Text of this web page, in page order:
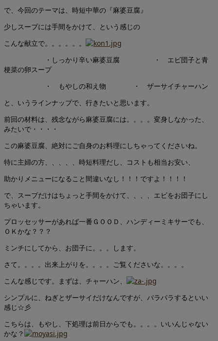
で、今回のテーマは、時短中華の『麻婆豆腐』
少しスープには手間をかけて、という感じの
こんな献立で。。。。。。
・しっかり辛い麻婆豆腐 ・ エビ団子と青
梗菜の卵スープ
・ もやしの和え物 ・ ザーサイチャーハン
と、いうラインナップで、行きたいと思います。
前回の材料は、残念ながら麻婆豆腐には。。。。変身しなかった、
みたいで・・・・
この麻婆豆腐、絶対にご自身のお料理にしちゃってくださいね。
特に主婦の方、、、、、時短料理だし、コストも相当お安い、
助かりメニューになること間違いなし！！！ですよ！！！！
で、スープだけはちょっと手間をかけて、、、、エビをお団子にし
ちゃいます。
プロッセッサーがあれば一番ＧＯＯＤ、ハンディーミキサーでも、
ＯＫかな？？？
ミンチにしてから、お団子に。。。します。
さて。。。。出来上がりを。。。。ご覧くださいな。。。。
こんな感じです。まずは、チャーハン、
シンプルに、ねぎとザーサイだけなんですが、パラパラするといい
感じ☆彡
こちらは、もやし、下処理は前日からでも。。。。いいんじゃない
かな？